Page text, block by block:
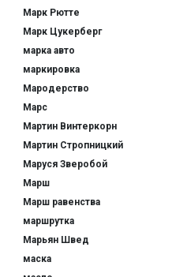
Марк Рютте
Марк Цукерберг
марка авто
маркировка
Мародерство
Марс
Мартин Винтеркорн
Мартин Стропницкий
Маруся Зверобой
Марш
Марш равенства
маршрутка
Марьян Швед
маска